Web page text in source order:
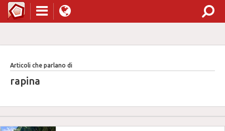
Articoli che parlano di
rapina